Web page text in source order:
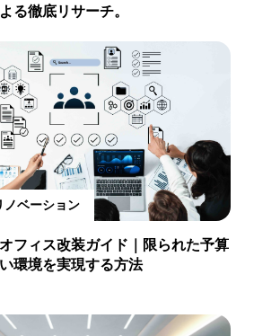
る徹底リサーチ。
ノベーション
フィス改装ガイド｜限られた予算
環境を実現する方法